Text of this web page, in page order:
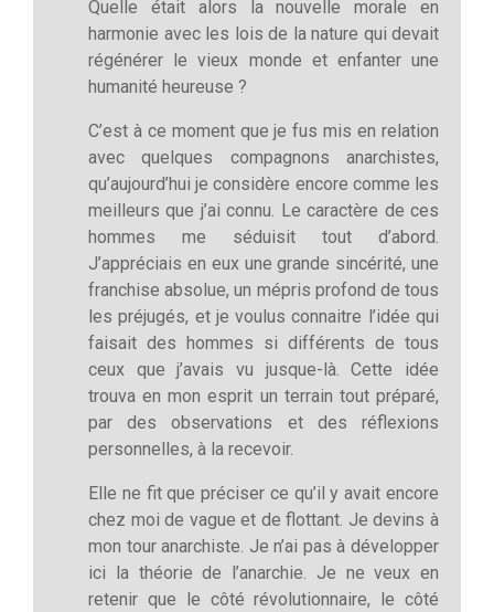
Quelle était alors la nouvelle morale en
harmonie avec les lois de la nature qui devait
régénérer le vieux monde et enfanter une
humanité heureuse ?
C’est à ce moment que je fus mis en relation
avec quelques compagnons anarchistes,
qu’aujourd’hui je considère encore comme les
meilleurs que j’ai connu. Le caractère de ces
hommes me séduisit tout d’abord.
J’appréciais en eux une grande sincérité, une
franchise absolue, un mépris profond de tous
les préjugés, et je voulus connaitre l’idée qui
faisait des hommes si différents de tous
ceux que j’avais vu jusque-là. Cette idée
trouva en mon esprit un terrain tout préparé,
par des observations et des réflexions
personnelles, à la recevoir.
Elle ne fit que préciser ce qu’il y avait encore
chez moi de vague et de flottant. Je devins à
mon tour anarchiste. Je n’ai pas à développer
ici la théorie de l’anarchie. Je ne veux en
retenir que le côté révolutionnaire, le côté